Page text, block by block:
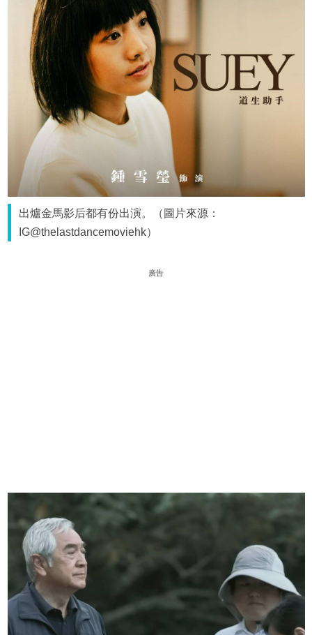
出爐金馬影后都有份出演。（圖片來源：
IG@thelastdancemoviehk）
廣告